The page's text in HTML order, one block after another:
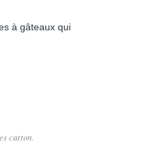
à gâteaux qui
carton.